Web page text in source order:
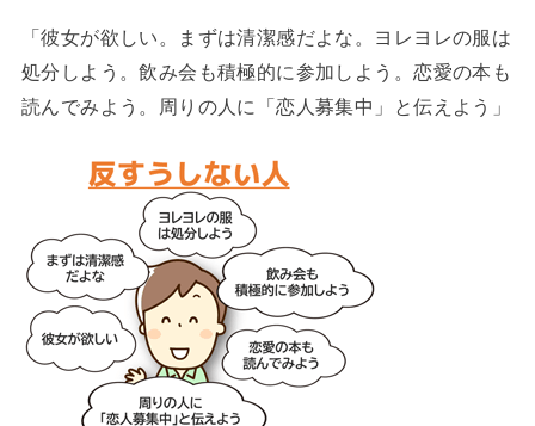
「彼女が欲しい。まずは清潔感だよな。ヨレヨレの服は
処分しよう。飲み会も積極的に参加しよう。恋愛の本も
読んでみよう。周りの人に「恋人募集中」と伝えよう」